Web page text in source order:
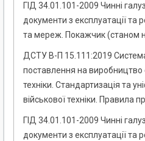
ГІД 34.01.101-2009 Чинні
документи з експлуатації та
та мереж. Покажчик (станом
ДСТУ В-П 15.111:2019
поставлення на виробництво
техніки. Стандартизація та
військової техніки. Правила
ГІД 34.01.101-2009 Чинні
документи з експлуатації та